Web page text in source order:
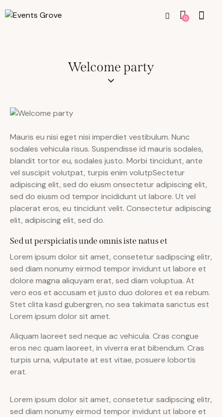
0
Welcome party
Mauris eu nisi eget nisi imperdiet vestibulum. Nunc
sodales vehicula risus. Suspendisse id mauris sodales,
blandit tortor eu, sodales justo. Morbi tincidunt, ante
vel suscipit volutpat, turpis enim volutpSectetur
adipiscing elit, sed do eiusm onsectetur adipiscing elit,
sed do eiusm od tempor incididunt ut labore. Ut vel
placerat eros, eu tincidunt velit. Consectetur adipiscing
elit, adipiscing elit, sed do.
Sed ut perspiciatis unde omnis iste natus et
Lorem ipsum dolor sit amet, consetetur sadipscing elitr,
sed diam nonumy eirmod tempor invidunt ut labore et
dolore magna aliquyam erat, sed diam voluptua. At
vero eos et accusam et justo duo dolores et ea rebum.
Stet clita kasd gubergren, no sea takimata sanctus est
Lorem ipsum dolor sit amet.
Aliquam laoreet sed neque ac vehicula. Cras congue
eros nec quam laoreet, in viverra erat bibendum. Cras
turpis urna, vulputate at est vitae, posuere lobortis
erat.
Lorem ipsum dolor sit amet, consetetur sadipscing elitr,
sed diam nonumy eirmod tempor invidunt ut labore et